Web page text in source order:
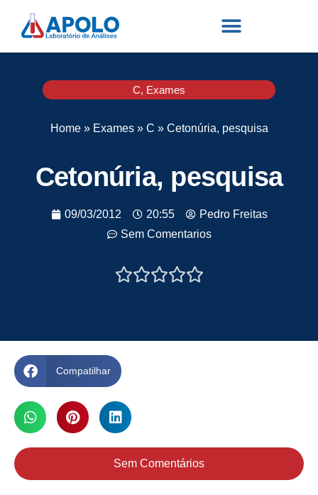
C, Exames
Home» Exames» C » Cetonúria, pesquisa
Cetonúria, pesquisa
09/03/2012 20:55
Pedro Freitas
Sem Comentarios

Compatilhar
Sem Comentários